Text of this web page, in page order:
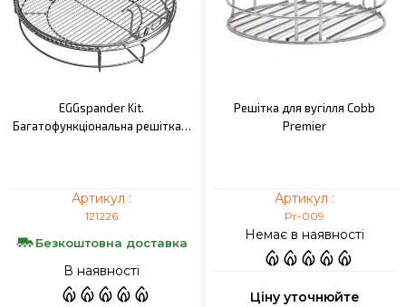
EGGspander Kit.
Багатофункціональна решітка…
Артикул :
121226
Безкоштовна доставка
В наявності
Решітка для вугілля Cobb
Premier
Артикул :
Pr-009
Немає в наявності
Ціну уточнюйте